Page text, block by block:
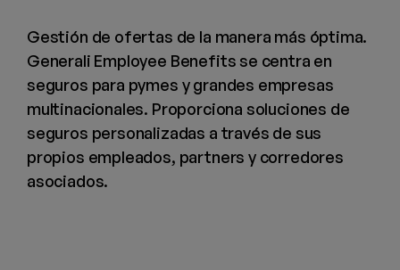
Gestión de ofertas de la manera más óptima.
Generali Employee Benefits se centra en
seguros para pymes y grandes empresas
multinacionales. Proporciona soluciones de
seguros personalizadas a través de sus
propios empleados, partners y corredores
asociados.